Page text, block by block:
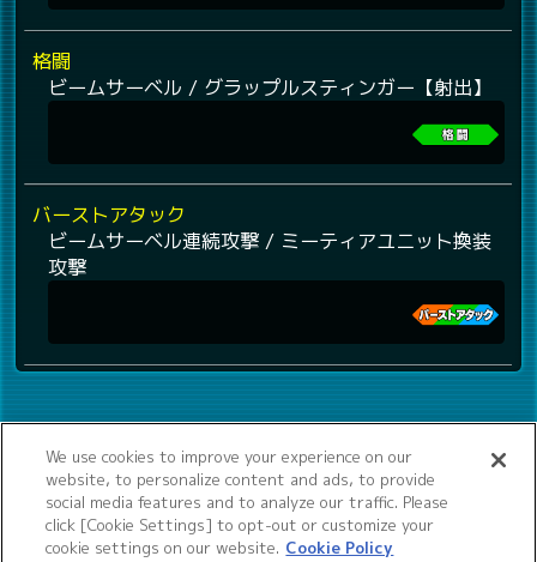
格闘
ビームサーベル / グラップルスティンガー【射出】
バーストアタック
ビームサーベル連続攻撃 / ミーティアユニット換装
攻撃
We use cookies to improve your experience on our
website, to personalize content and ads, to provide
social media features and to analyze our traffic. Please
click [Cookie Settings] to opt-out or customize your
cookie settings on our website. Cookie Policy